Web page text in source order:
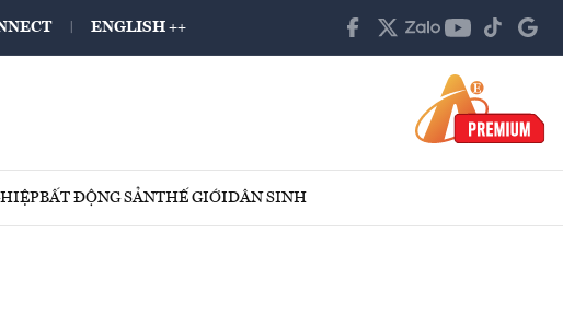
ENGLISH ++
BẤT ĐỘNG SẢNTHẾ GIỚIDÂN SINH